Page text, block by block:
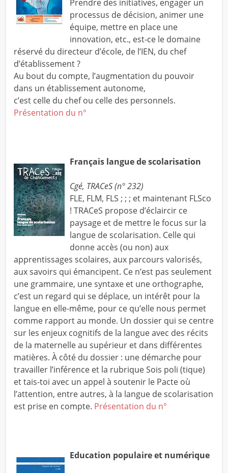
Prendre des initiatives, engager un
processus de décision, animer une
équipe, mettre en place une
innovation, etc., est-ce le domaine
réservé du directeur d’école, de l’IEN, du chef
d’établissement ?
Au bout du compte, l’augmentation du pouvoir
dans un établissement autonome,
c’est celle du chef ou celle des personnels.
Présentation du n°
Français langue de scolarisation
Cgé, TRACeS (n° 232)
FLE, FLM, FLS ; ; ; et maintenant FLSco
! TRACeS propose d’éclaircir ce
paysage et de mettre le focus sur la
langue de scolarisation. Celle qui
donne accès (ou non) aux
apprentissages scolaires, aux parcours valorisés,
aux savoirs qui émancipent. Ce n’est pas seulement
une grammaire, une syntaxe et une orthographe,
c’est un regard qui se déplace, un intérêt pour la
langue en elle-même, pour ce qu’elle nous permet
comme rapport au monde. Un dossier qui se centre
sur les enjeux cognitifs de la langue avec des récits
de la maternelle au supérieur et dans différentes
matières. À côté du dossier : une démarche pour
travailler l’inférence et la rubrique Sois poli (tique)
et tais-toi avec un appel à soutenir le Pacte où
l’attention, entre autres, à la langue de scolarisation
est prise en compte. Présentation du n°
Education populaire et numérique